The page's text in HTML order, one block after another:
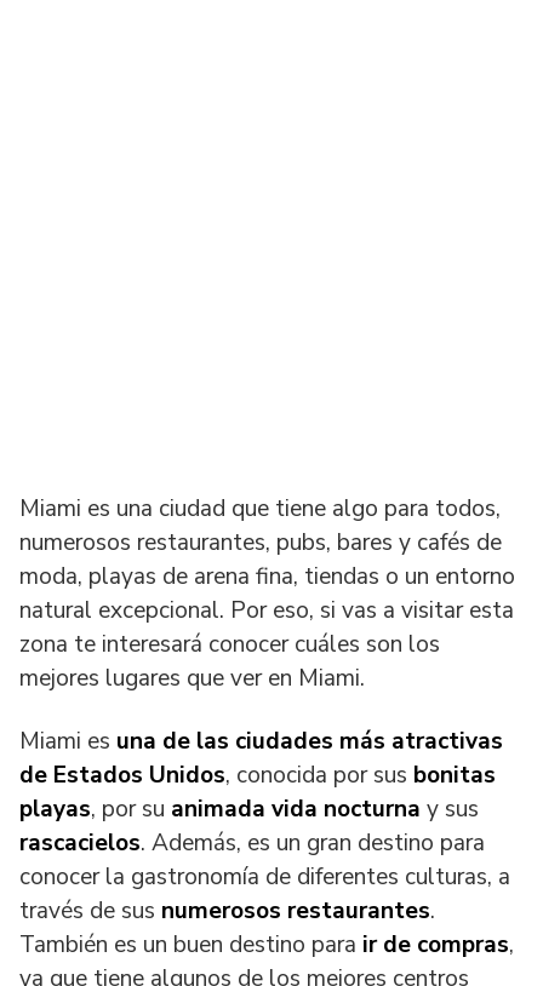
Miami es una ciudad que tiene algo para todos,
numerosos restaurantes, pubs, bares y cafés de
moda, playas de arena fina, tiendas o un entorno
natural excepcional. Por eso, si vas a visitar esta
zona te interesará conocer cuáles son los
mejores lugares que ver en Miami.
Miami es una de las ciudades más atractivas
de Estados Unidos, conocida por sus bonitas
playas, por su animada vida nocturna y sus
rascacielos. Además, es un gran destino para
conocer la gastronomía de diferentes culturas, a
través de sus numerosos restaurantes.
También es un buen destino para ir de compras,
ya que tiene algunos de los mejores centros